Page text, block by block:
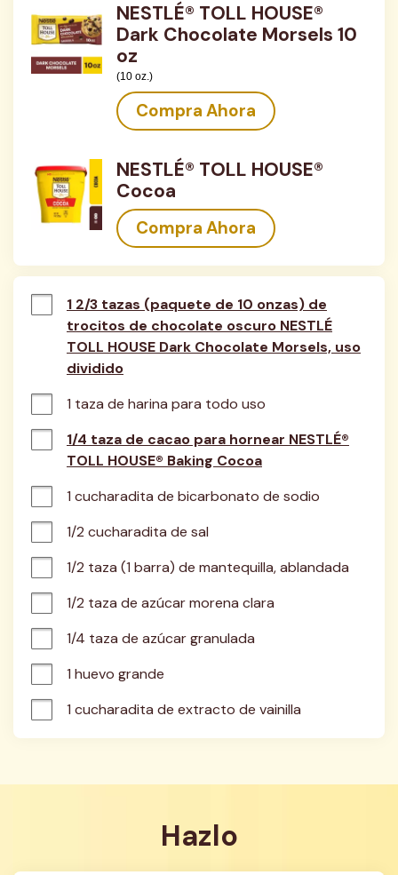
NESTLÉ® TOLL HOUSE®
Dark Chocolate Morsels 10
oz
(10 oz.)
Compra Ahora
NESTLÉ® TOLL HOUSE®
Cocoa
Compra Ahora
1 2/3 tazas (paquete de 10 onzas) de
trocitos de chocolate oscuro NESTLÉ
TOLL HOUSE Dark Chocolate Morsels, uso
dividido
1 taza de harina para todo uso
1/4 taza de cacao para hornear NESTLÉ®
TOLL HOUSE® Baking Cocoa
1 cucharadita de bicarbonato de sodio
1/2 cucharadita de sal
1/2 taza (1 barra) de mantequilla, ablandada
1/2 taza de azúcar morena clara
1/4 taza de azúcar granulada
1 huevo grande
1 cucharadita de extracto de vainilla
Hazlo